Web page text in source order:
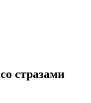
стразами